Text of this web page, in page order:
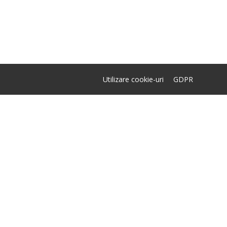
Utilizare cookie-uri GDPR